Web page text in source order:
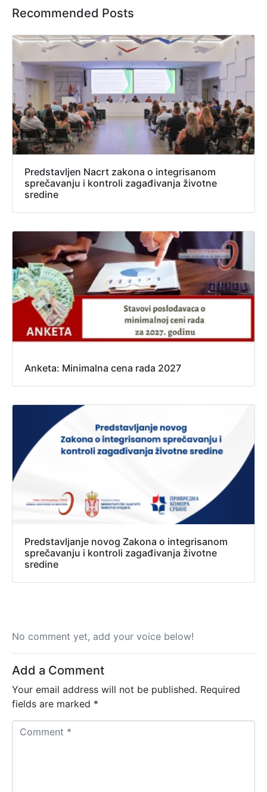
Recommended Posts
Predstavljen Nacrt zakona o integrisanom
sprečavanju i kontroli zagađivanja životne
sredine
Anketa: Minimalna cena rada 2027
Predstavljanje novog Zakona o integrisanom
sprečavanju i kontroli zagađivanja životne
sredine
No comment yet, add your voice below!
Add a Comment
Your email address will not be published. Required
fields are marked *